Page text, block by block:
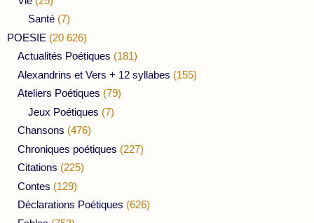
Santé (7)
POESIE (20 626)
Actualités Poétiques (181)
Alexandrins et Vers + 12 syllabes (155)
Ateliers Poétiques (79)
Jeux Poétiques (7)
Chansons (476)
Chroniques poétiques (227)
Citations (225)
Contes (129)
Déclarations Poétiques (626)